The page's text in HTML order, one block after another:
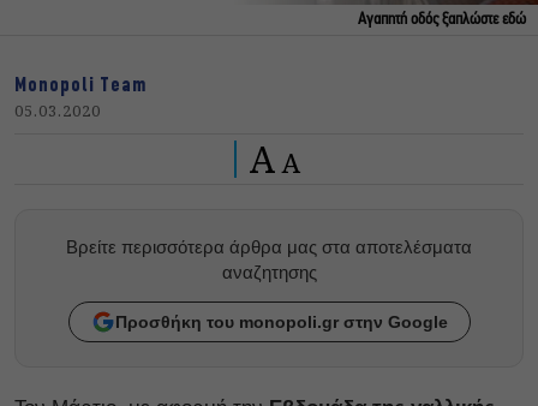
Αγαπητή οδός ξαπλώστε εδώ
Monopoli Team
05.03.2020
A A
Βρείτε περισσότερα άρθρα μας στα αποτελέσματα
αναζητησης
Προσθήκη του monopoli.gr στην Google